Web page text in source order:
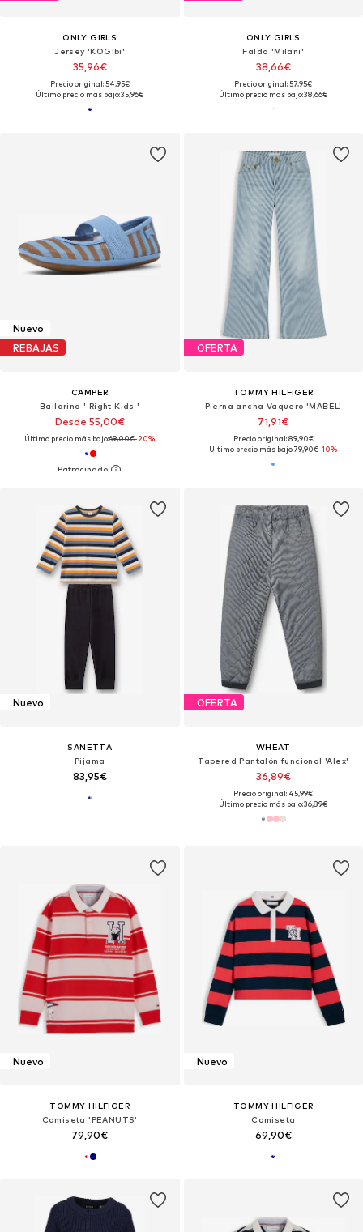
ONLY GIRLS
Jersey 'KOGIbi'
35,96€
Precio original: 54,95€
Último precio más bajo:35,96€
ONLY GIRLS
Falda 'Milani'
38,66€
Precio original: 57,95€
Último precio más bajo:38,66€
Nuevo
REBAJAS
CAMPER
Bailarina ' Right Kids '
Desde 55,00€
Último precio más bajo:69,00€-20%
OFERTA
TOMMY HILFIGER
Pierna ancha Vaquero 'MABEL'
71,91€
Precio original: 89,90€
Último precio más bajo:79,90€-10%
Nuevo
SANETTA
Pijama
83,95€
OFERTA
WHEAT
Tapered Pantalón funcional 'Alex'
36,89€
Precio original: 45,99€
Último precio más bajo:36,89€
Nuevo
TOMMY HILFIGER
Camiseta 'PEANUTS'
79,90€
Nuevo
TOMMY HILFIGER
Camiseta
69,90€